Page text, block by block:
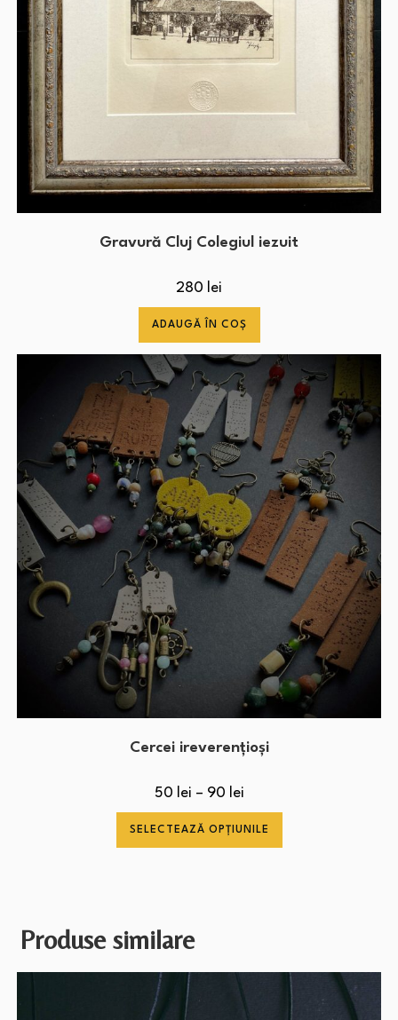
Gravură Cluj Colegiul iezuit
280 lei
ADAUGĂ ÎN COȘ
Cercei ireverențioși
50 lei – 90 lei
SELECTEAZĂ OPȚIUNILE
Produse similare